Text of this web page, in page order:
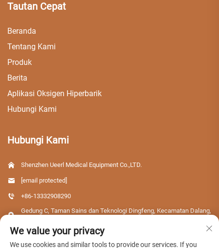
Tautan Cepat
Beranda
Tentang Kami
Produk
Berita
Aplikasi Oksigen Hiperbarik
Hubungi Kami
Hubungi Kami
Shenzhen Ueerl Medical Equipment Co.,LTD.
[email protected]
+86-13332908290
Gedung C, Taman Sains dan Teknologi Dingfeng, Kecamatan Dalang,
We value your privacy
We use cookies and similar tools to provide our services. If you